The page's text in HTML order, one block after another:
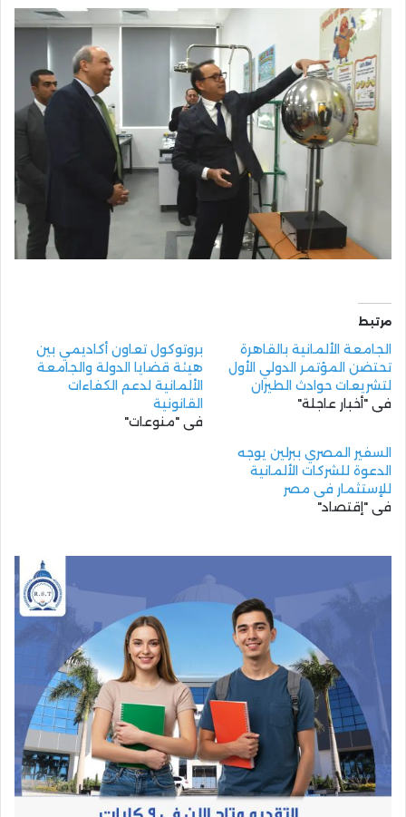
مرتبط
الجامعة الألمانية بالقاهرة
تحتضن المؤتمر الدولي الأول
لتشريعات حوادث الطيران
في "أخبار عاجلة"
بروتوكول تعاون أكاديمي بين
هيئة قضايا الدولة والجامعة
الألمانية لدعم الكفاءات
القانونية
في "منوعات"
السفير المصري ببرلين يوجه
الدعوة للشركات الألمانية
للإستثمار في مصر
في "إقتصاد"